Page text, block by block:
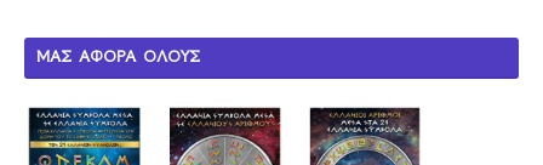
ΜΑΣ ΑΦΟΡΑ ΟΛΟΥΣ